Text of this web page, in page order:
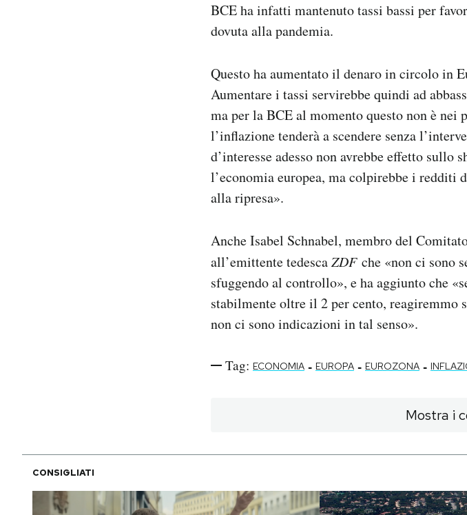
BCE ha infatti mantenuto tassi bassi per
dovuta alla pandemia.
Questo ha aumentato il denaro in circolo in
Aumentare i tassi servirebbe quindi ad
ma per la BCE al momento questo non è nei
l’inflazione tenderà a scendere senza
d’interesse adesso non avrebbe effetto sullo
l’economia europea, ma colpirebbe i
alla ripresa».
Anche Isabel Schnabel, membro del
all’emittente tedescaZDF che «non ci sono
sfuggendo al controllo», e ha aggiunto che
stabilmente oltre il 2 per cento, reagiremmo
non ci sono indicazioni in tal senso».
Tag: ECONOMIA - EUROPA - EUROZONA -
Mostra i
CONSIGLIATI